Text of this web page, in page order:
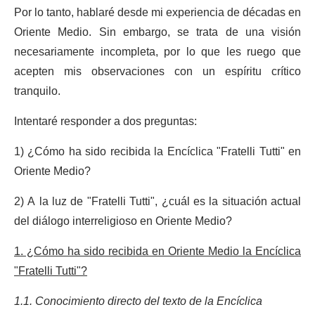
Por lo tanto, hablaré desde mi experiencia de décadas en
Oriente Medio. Sin embargo, se trata de una visión
necesariamente incompleta, por lo que les ruego que
acepten mis observaciones con un espíritu crítico
tranquilo.
Intentaré responder a dos preguntas:
1) ¿Cómo ha sido recibida la Encíclica "Fratelli Tutti" en
Oriente Medio?
2) A la luz de "Fratelli Tutti", ¿cuál es la situación actual
del diálogo interreligioso en Oriente Medio?
1. ¿Cómo ha sido recibida en Oriente Medio la Encíclica
"Fratelli Tutti"?
1.1. Conocimiento directo del texto de la Encíclica